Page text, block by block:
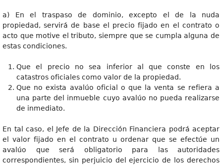
a) En el traspaso de dominio, excepto el de la nuda
propiedad, servirá de base el precio fijado en el contrato o
acto que motive el tributo, siempre que se cumpla alguna de
estas condiciones.
Que el precio no sea inferior al que conste en los
catastros oficiales como valor de la propiedad.
Que no exista avalúo oficial o que la venta se refiera a
una parte del inmueble cuyo avalúo no pueda realizarse
de inmediato.
En tal caso, el Jefe de la Dirección Financiera podrá aceptar
el valor fijado en el contrato u ordenar que se efectúe un
avalúo que será obligatorio para las autoridades
correspondientes, sin perjuicio del ejercicio de los derechos